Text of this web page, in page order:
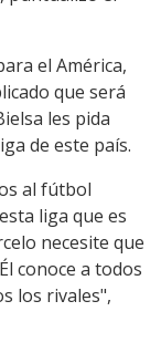
el América,
que será
les pida
de este país.
al fútbol
liga que es
necesite que
conoce a todos
los rivales",